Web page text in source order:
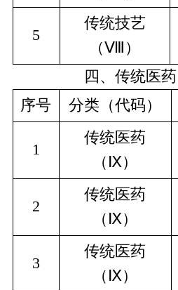
5
传统技艺
（Ⅷ）
四、传统医
序号
分类（代码）
1
传统医药
（Ⅸ）
2
传统医药
（Ⅸ）
3
传统医药
（Ⅸ）